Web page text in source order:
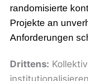
randomisierte
Projekte an
Anforderungen
Drittens: